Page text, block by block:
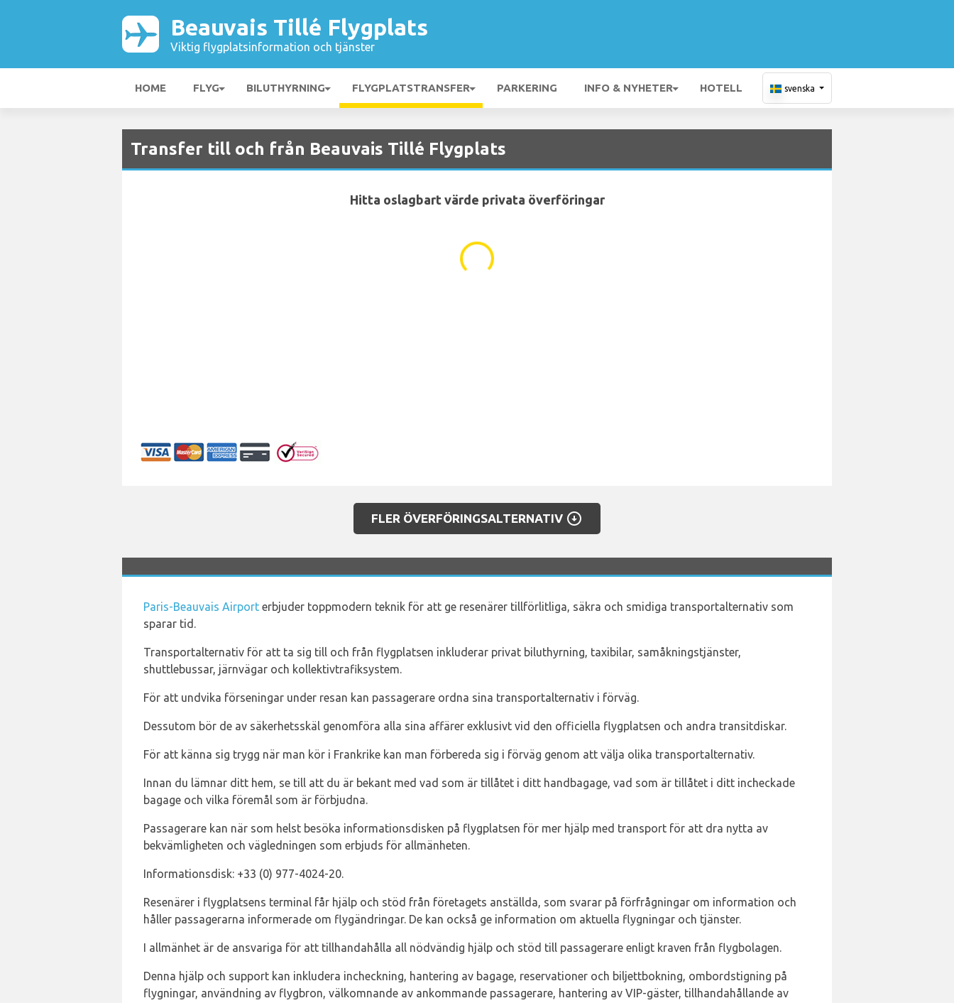
Beauvais Tillé Flygplats
Viktig flygplatsinformation och tjänster
HOME FLYG BILUTHYRNING FLYGPLATSTRANSFER PARKERING INFO & NYHETER HOTELL svenska
Transfer till och från Beauvais Tillé Flygplats
Hitta oslagbart värde privata överföringar
FLER ÖVERFÖRINGSALTERNATIV arrow_circle_down
Paris-Beauvais Airport erbjuder toppmodern teknik för att ge resenärer tillförlitliga, säkra och smidiga transportalternativ som
sparar tid.
Transportalternativ för att ta sig till och från flygplatsen inkluderar privat biluthyrning, taxibilar, samåkningstjänster,
shuttlebussar, järnvägar och kollektivtrafiksystem.
För att undvika förseningar under resan kan passagerare ordna sina transportalternativ i förväg.
Dessutom bör de av säkerhetsskäl genomföra alla sina affärer exklusivt vid den officiella flygplatsen och andra transitdiskar.
För att känna sig trygg när man kör i Frankrike kan man förbereda sig i förväg genom att välja olika transportalternativ.
Innan du lämnar ditt hem, se till att du är bekant med vad som är tillåtet i ditt handbagage, vad som är tillåtet i ditt incheckade
bagage och vilka föremål som är förbjudna.
Passagerare kan när som helst besöka informationsdisken på flygplatsen för mer hjälp med transport för att dra nytta av
bekvämligheten och vägledningen som erbjuds för allmänheten.
Informationsdisk: +33 (0) 977-4024-20.
Resenärer i flygplatsens terminal får hjälp och stöd från företagets anställda, som svarar på förfrågningar om information och
håller passagerarna informerade om flygändringar. De kan också ge information om aktuella flygningar och tjänster.
I allmänhet är de ansvariga för att tillhandahålla all nödvändig hjälp och stöd till passagerare enligt kraven från flygbolagen.
Denna hjälp och support kan inkludera incheckning, hantering av bagage, reservationer och biljettbokning, ombordstigning på
flygningar, användning av flygbron, välkomnande av ankommande passagerare, hantering av VIP-gäster, tillhandahållande av